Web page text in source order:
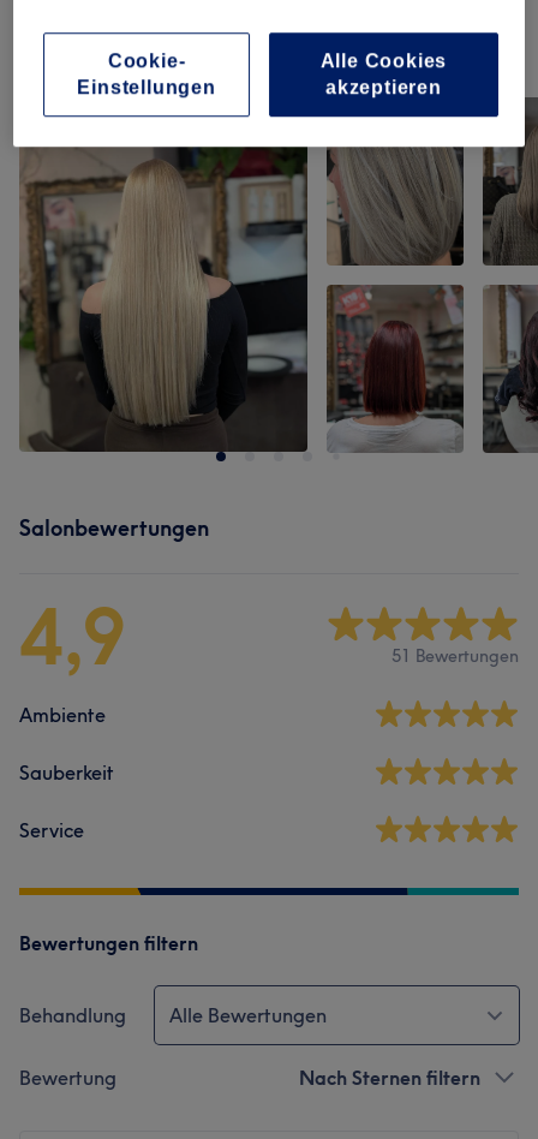
Unsere Arbeit
Bild anklicken für weitere Details
Salonbewertungen
4,9 51 Bewertungen
Ambiente
Sauberkeit
Service
Bewertungen filtern
Behandlung Alle Bewertungen
Bewertung Nach Sternen filtern
Alle Cookies
akzeptieren
Cookie-
Einstellungen